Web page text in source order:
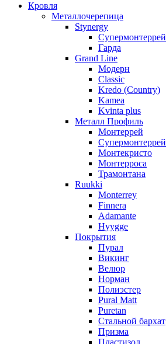
Кровля
Металлочерепица
Stynergy
Супермонтеррей
Гарда
Grand Line
Модерн
Classic
Kredo (Country)
Kamea
Kvinta plus
Металл Профиль
Монтеррей
Супермонтеррей
Монтекристо
Монтерроса
Трамонтана
Ruukki
Monterrey
Finnera
Adamante
Hyygge
Покрытия
Пурал
Викинг
Велюр
Норман
Полиэстер
Pural Matt
Puretan
Стальной бархат
Призма